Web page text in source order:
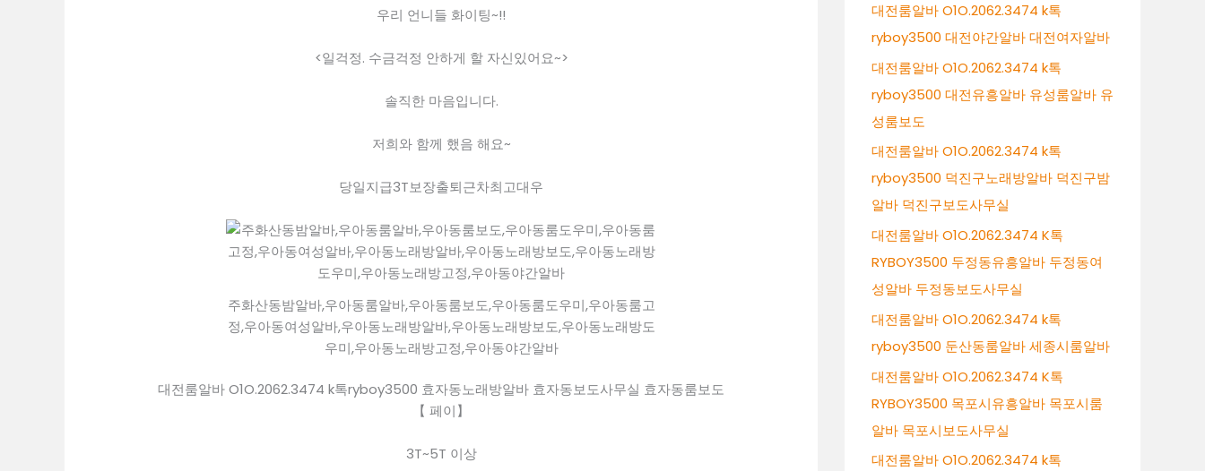
우리 언니들 화이팅~!!
<일걱정. 수금걱정 안하게 할 자신있어요~>
솔직한 마음입니다.
저희와 함께 했음 해요~
당일지급3T보장출퇴근차최고대우
주화산동밤알바,우아동룸알바,우아동룸보도,우아동룸도우미,우아동룸고
정,우아동여성알바,우아동노래방알바,우아동노래방보도,우아동노래방도
우미,우아동노래방고정,우아동야간알바
대전룸알바 O1O.2062.3474 k톡ryboy3500 효자동노래방알바 효자동보도사무실 효자동룸보도
【 페이】
3T~5T 이상
대전룸알바 O1O.2062.3474 k톡
ryboy3500 대전야간알바 대전여자알바
대전룸알바 O1O.2062.3474 k톡
ryboy3500 대전유흥알바 유성룸알바 유
성룸보도
대전룸알바 O1O.2062.3474 k톡
ryboy3500 덕진구노래방알바 덕진구밤
알바 덕진구보도사무실
대전룸알바 O1O.2062.3474 K톡
RYBOY3500 두정동유흥알바 두정동여
성알바 두정동보도사무실
대전룸알바 O1O.2062.3474 k톡
ryboy3500 둔산동룸알바 세종시룸알바
대전룸알바 O1O.2062.3474 K톡
RYBOY3500 목포시유흥알바 목포시룸
알바 목포시보도사무실
대전룸알바 O1O.2062.3474 k톡